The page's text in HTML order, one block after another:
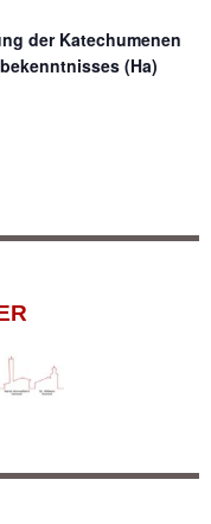
der Katechumenen
(Ha)